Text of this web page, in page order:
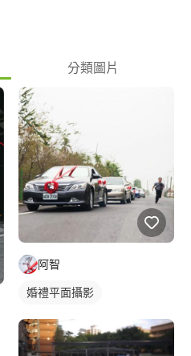
分類圖片
阿智
婚禮平面攝影